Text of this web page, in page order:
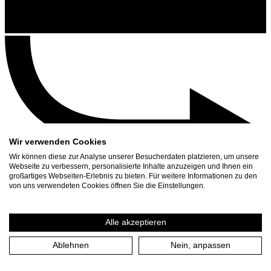
Kontakt
Presse Download
Wir verwenden Cookies
Wir können diese zur Analyse unserer Besucherdaten platzieren, um unsere
Webseite zu verbessern, personalisierte Inhalte anzuzeigen und Ihnen ein
großartiges Webseiten-Erlebnis zu bieten. Für weitere Informationen zu den
von uns verwendeten Cookies öffnen Sie die Einstellungen.
Alle akzeptieren
Ablehnen Nein, anpassen